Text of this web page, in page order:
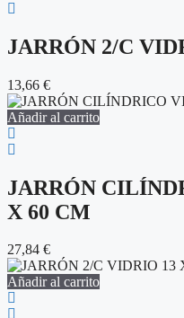
JARRÓN 2/C
13,66 €
Añadir al carrito
JARRÓN
X 60 CM
27,84 €
Añadir al carrito